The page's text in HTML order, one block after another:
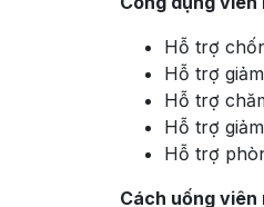
Hỗ trợ
Hỗ trợ
Hỗ trợ
Hỗ trợ
Hỗ trợ
Cách uống viên